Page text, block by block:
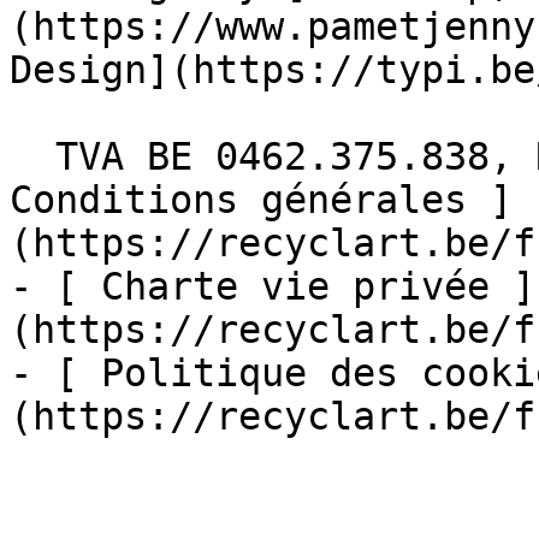
(https://
Design](https://
Conditions générales ]
(https://recyclart.be/
- [ Charte vie privée ]
(https://recyclart.be/
- [ Politique des